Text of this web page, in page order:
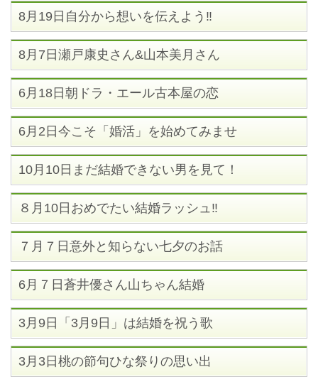
8月19日自分から想いを伝えよう‼
8月7日瀬戸康史さん&山本美月さん
6月18日朝ドラ・エール古本屋の恋
6月2日今こそ「婚活」を始めてみませ
10月10日まだ結婚できない男を見て！
８月10日おめでたい結婚ラッシュ‼
７月７日意外と知らない七夕のお話
6月７日蒼井優さん山ちゃん結婚
3月9日「3月9日」は結婚を祝う歌
3月3日桃の節句ひな祭りの思い出